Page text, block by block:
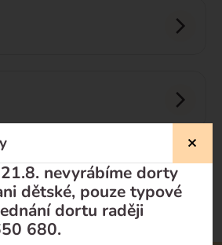
Od nejdražšího
nevyrábíme dorty
dětské, pouze typové
dortu raději
680.